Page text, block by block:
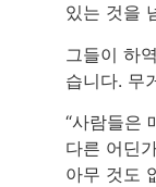
있는 것을
그들이 하
습니다. 무
“사람들은
다른 어딘
아무 것도